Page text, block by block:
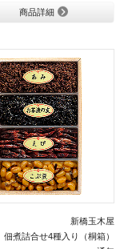
商品詳細
新橋玉木屋
佃煮詰合せ4種入り（桐箱）